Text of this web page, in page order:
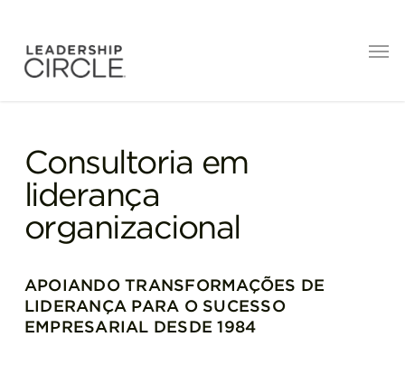
Consultoria em
liderança
organizacional
APOIANDO TRANSFORMAÇÕES DE
LIDERANÇA PARA O SUCESSO
EMPRESARIAL DESDE 1984